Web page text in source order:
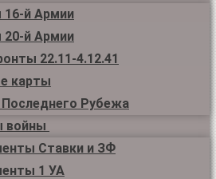
16-й Армии
20-й Армии
22.11-4.12.41
карты
Последнего Рубежа
войны
Ставки и ЗФ
1 УА